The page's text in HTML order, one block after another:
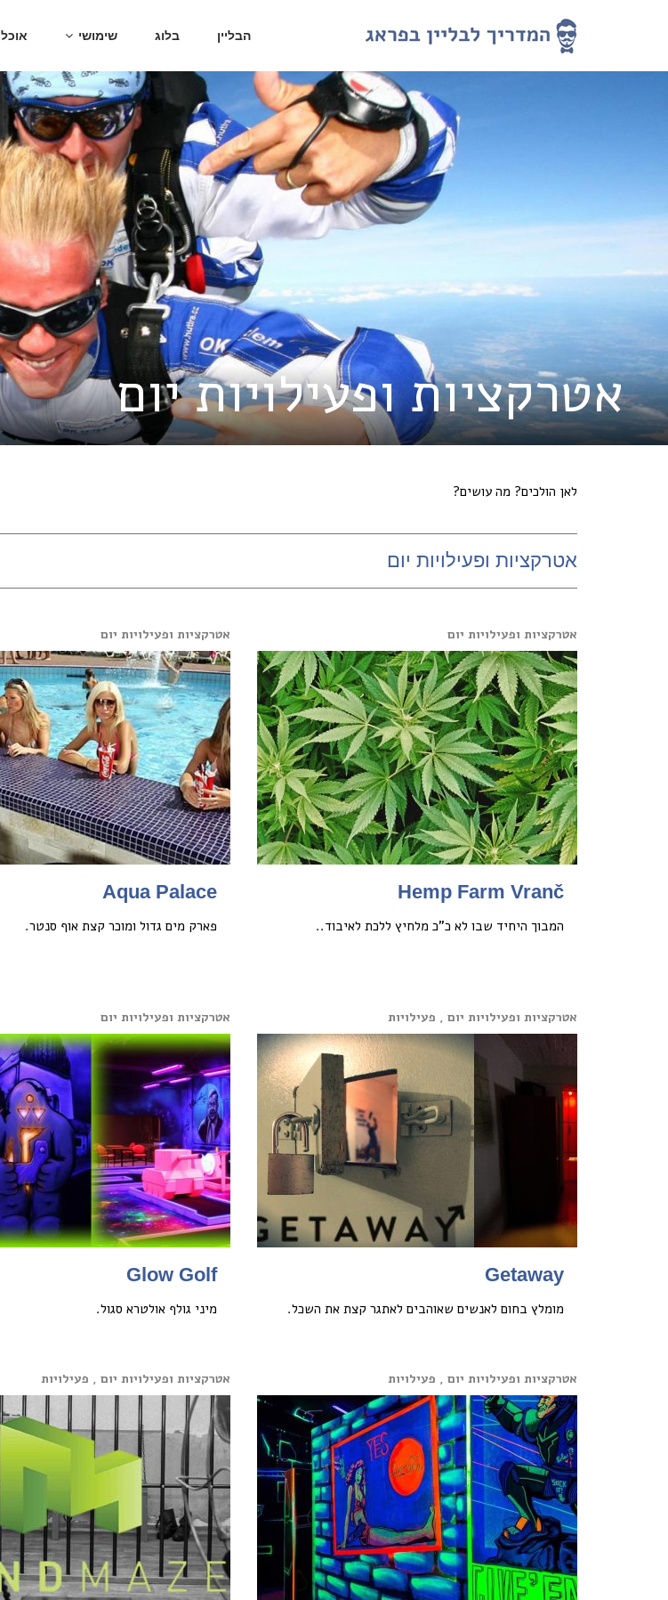
הבליין בלוג שימושי אוכל
אטרקציות ופעילויות יום
לאן הולכים? מה עושים?
אטרקציות ופעילויות יום
אטרקציות ופעילויות יום
Hemp Farm Vranč
המבוך היחיד שבו לא כ”כ מלחיץ ללכת לאיבוד..
אטרקציות ופעילויות יום
Aqua Palace
פארק מים גדול ומוכר קצת אוף סנטר.
אטרקציות ופעילויות יום , פעילויות
Getaway
מומלץ בחום לאנשים שאוהבים לאתגר קצת את השכל.
אטרקציות ופעילויות יום
Glow Golf
מיני גולף אולטרא סגול.
אטרקציות ופעילויות יום , פעילויות אטרקציות ופעילויות יום , פעילויות